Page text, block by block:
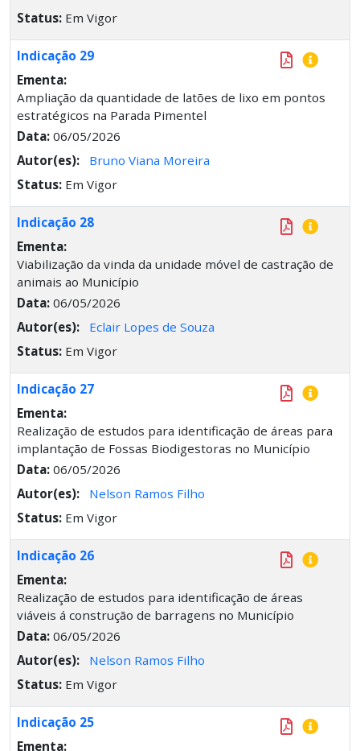
Status: Em Vigor
Indicação 29
Ementa:
Ampliação da quantidade de latões de lixo em pontos
estratégicos na Parada Pimentel
Data: 06/05/2026
Autor(es):
Bruno Viana Moreira
Status: Em Vigor
Indicação 28
Ementa:
Viabilização da vinda da unidade móvel de castração de
animais ao Município
Data: 06/05/2026
Autor(es):
Eclair Lopes de Souza
Status: Em Vigor
Indicação 27
Ementa:
Realização de estudos para identificação de áreas para
implantação de Fossas Biodigestoras no Município
Data: 06/05/2026
Autor(es):
Nelson Ramos Filho
Status: Em Vigor
Indicação 26
Ementa:
Realização de estudos para identificação de áreas
viáveis á construção de barragens no Município
Data: 06/05/2026
Autor(es):
Nelson Ramos Filho
Status: Em Vigor
Indicação 25
Ementa: